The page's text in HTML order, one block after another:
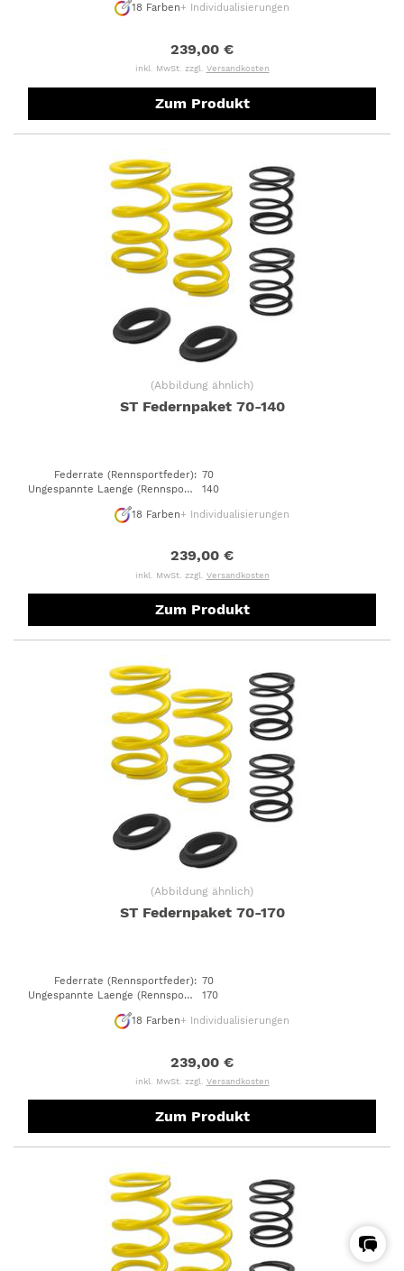
18 Farben+ Individualisierungen
239,00 €
inkl. MwSt. zzgl. Versandkosten
Zum Produkt
(Abbildung ähnlich)
ST Federnpaket 70-140
Federrate (Rennsportfeder): 70
Ungespannte Laenge (Rennsportfeder)
140
18 Farben+ Individualisierungen
239,00 €
inkl. MwSt. zzgl. Versandkosten
Zum Produkt
(Abbildung ähnlich)
ST Federnpaket 70-170
Federrate (Rennsportfeder): 70
Ungespannte Laenge (Rennsportfeder)
170
18 Farben+ Individualisierungen
239,00 €
inkl. MwSt. zzgl. Versandkosten
Zum Produkt